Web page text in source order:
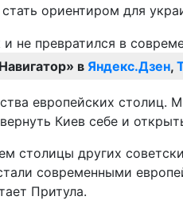
ориентиром для
в Яндекс.Дзен,
европейских
Кие­в себе и открыть
столицы других
современными
Притула.